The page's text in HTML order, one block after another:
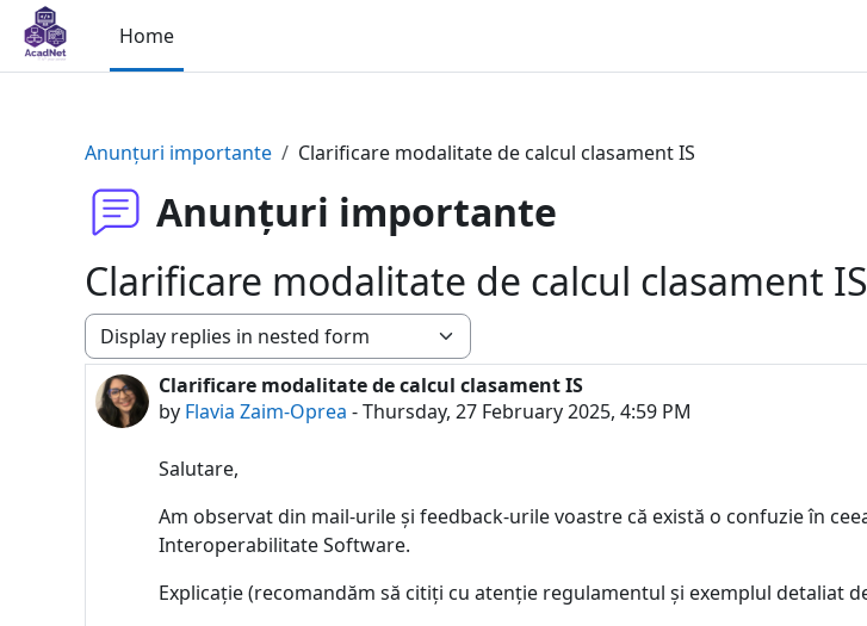
Skip to main content
Home
Anunțuri importante Clarificare modalitate de calcul clasament IS
Anunțuri importante
Clarificare modalitate de calcul clasament IS
Display mode
Clarificare modalitate de calcul clasament IS
by Flavia Zaim-Oprea -Thursday, 27 February 2025, 4:59 PM
Number of replies: 0
Salutare,
Am observat din mail-urile și feedback-urile voastre că există o confuzie în
Interoperabilitate Software.
Explicație (recomandăm să citiți cu atenție regulamentul și exemplul detaliat